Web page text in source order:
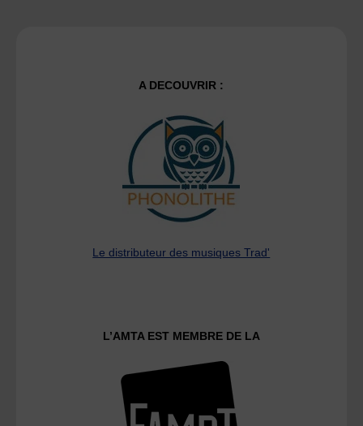
A DECOUVRIR :
Le distributeur des musiques Trad'
L’AMTA EST MEMBRE DE LA